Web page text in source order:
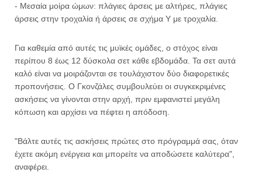
- Μεσαία μοίρα ώμων: πλάγιες άρσεις με αλτήρες, πλάγιες
άρσεις στην τροχαλία ή άρσεις σε σχήμα Υ με τροχαλία.
Για καθεμία από αυτές τις μυϊκές ομάδες, ο στόχος είναι
περίπου 8 έως 12 δύσκολα σετ κάθε εβδομάδα. Τα σετ αυτά
καλό είναι να μοιράζονται σε τουλάχιστον δύο διαφορετικές
προπονήσεις. Ο Γκονζάλες συμβουλεύει οι συγκεκριμένες
ασκήσεις να γίνονται στην αρχή, πριν εμφανιστεί μεγάλη
κόπωση και αρχίσει να πέφτει η απόδοση.
"Βάλτε αυτές τις ασκήσεις πρώτες στο πρόγραμμά σας, όταν
έχετε ακόμη ενέργεια και μπορείτε να αποδώσετε καλύτερα",
αναφέρει.